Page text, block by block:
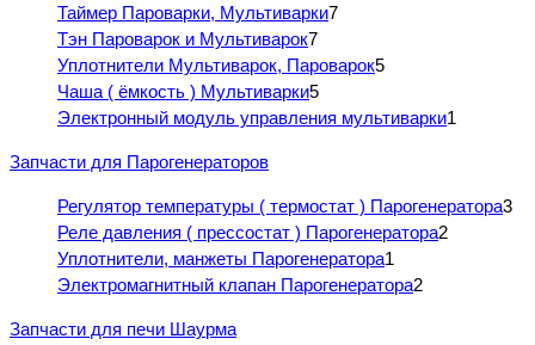
Таймер Пароварки, Мультиварки7
Тэн Пароварок и Мультиварок7
Уплотнители Мультиварок, Пароварок5
Чаша ( ёмкость ) Мультиварки5
Электронный модуль управления мультиварки1
Запчасти для Парогенераторов
Регулятор температуры ( термостат ) Парогенератора3
Реле давления ( прессостат ) Парогенератора2
Уплотнители, манжеты Парогенератора1
Электромагнитный клапан Парогенератора2
Запчасти для печи Шаурма